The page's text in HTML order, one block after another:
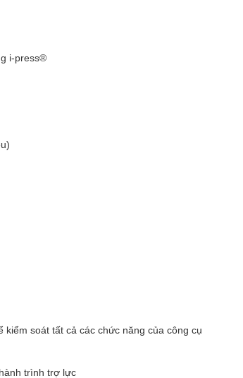
i-press®
soát tất cả các chức năng của công cụ
trình trợ lực